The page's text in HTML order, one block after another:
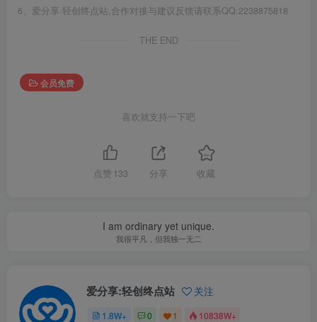
6、爱分享·轻创终点站,合作对接与建议反馈请联系QQ:2238875818
THE END
会员免费
喜欢就支持一下吧
点赞 133 分享 收藏
I am ordinary yet unique.
我很平凡，但我独一无二
爱分享:轻创终点站 关注
1.8W+ 0 1 10838W+